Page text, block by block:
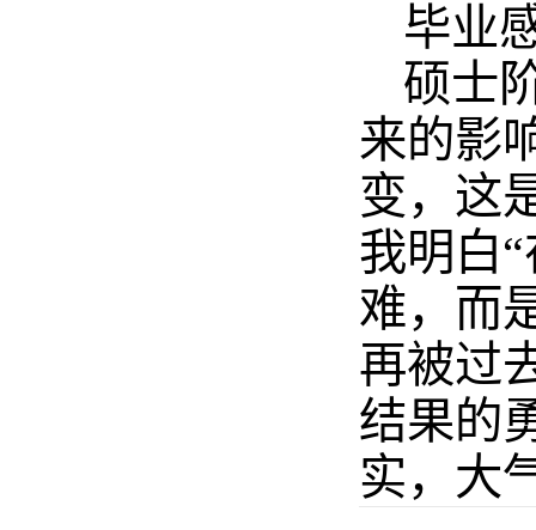
毕业
硕士
来的影
变，这
我明白
难，而
再被过
结果的
实，大